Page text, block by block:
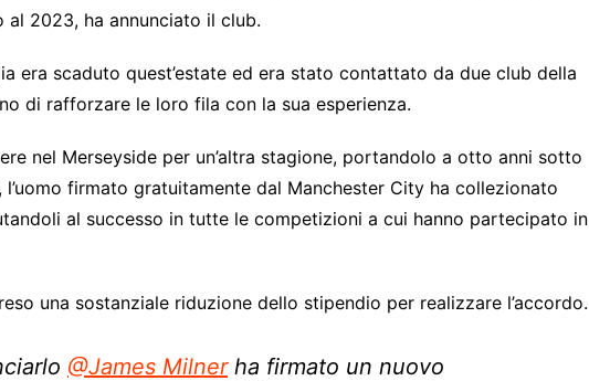
al 2023, ha annunciato il club.
era scaduto quest’estate ed era stato contattato da due club della
di rafforzare le loro fila con la sua esperienza.
nel Merseyside per un’altra stagione, portandolo a otto anni sotto
firmato gratuitamente dal Manchester City ha collezionato
al successo in tutte le competizioni a cui hanno partecipato in
una sostanziale riduzione dello stipendio per realizzare l’accordo.
@James Milnerha firmato un nuovo